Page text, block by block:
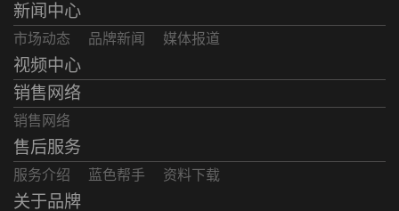
新闻中心
市场动态 品牌新闻 媒体报道
视频中心
销售网络
销售网络
售后服务
服务介绍 蓝色帮手 资料下载
关于品牌